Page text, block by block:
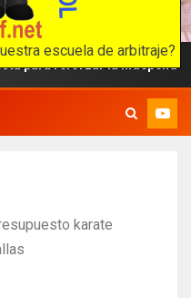
escuela de arbitraje?
la independencia arbitral
karate